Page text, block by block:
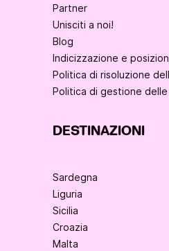
Partner
Unisciti a noi!
Blog
Indicizzazione e
Politica di risoluzione
Politica di gestione
DESTINAZIONI
Sardegna
Liguria
Sicilia
Croazia
Malta